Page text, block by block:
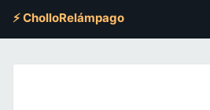
⚡ CholloRelámpago